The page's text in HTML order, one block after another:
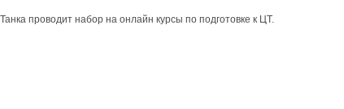
проводит набор на онлайн курсы по подготовке к ЦТ.